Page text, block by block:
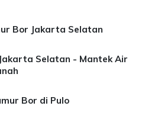
Bor Jakarta Selatan
Selatan - Mantek Air
Bor di Pulo